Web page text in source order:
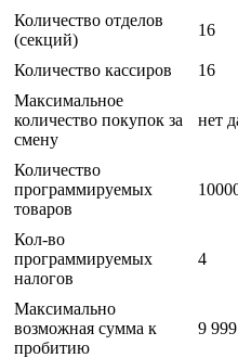
Количество отделов
(секций)
16
Количество кассиров
16
Максимальное
количество покупок за
смену
нет
Количество
программируемых
товаров
Кол-во
программируемых
налогов
4
Максимально
возможная сумма к
пробитию
9